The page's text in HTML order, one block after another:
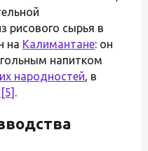
рисового сырья в
на Калимантане: он
напитком
народностей, в
[5] .